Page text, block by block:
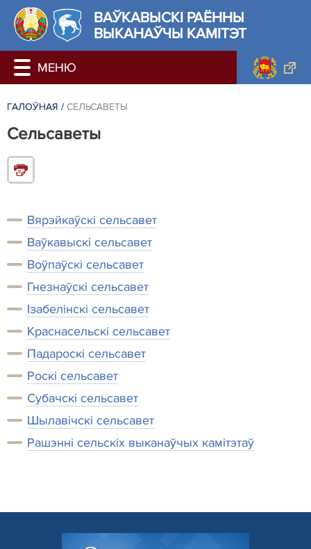
ВАЎКАВЫСКІ РАЁННЫ
ВЫКАНАЎЧЫ КАМІТЭТ
ГАЛОЎНАЯ / СЕЛЬСАВЕТЫ
Сельсаветы
Вярэйкаўскі сельсавет
Ваўкавыскі сельсавет
Воўпаўскі сельсавет
Гнезнаўскі сельсавет
Ізабелінскі сельсавет
Краснасельскі сельсавет
Падароскі сельсавет
Роскі сельсавет
Субачскі сельсавет
Шылавічскі сельсавет
Рашэнні сельскіх выканаўчых камітэтаў